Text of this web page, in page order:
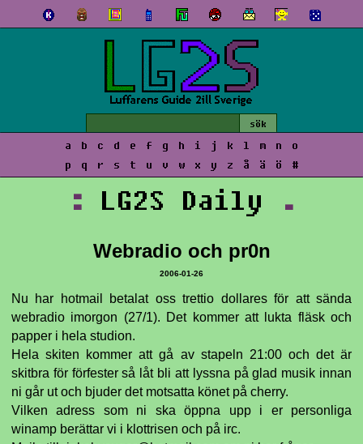
a b c d e f g h i j k l m n
o
p
q r s t u v w x y z å ä ö #
: LG2S Daily .
Webradio och pr0n
2006-01-26
Nu har hotmail betalat oss trettio dollares för att sända
webradio imorgon (27/1). Det kommer att lukta fläsk och
papper i hela studion.
Hela skiten kommer att gå av stapeln 21:00 och det är
skitbra för förfester så låt bli att lyssna på glad musik innan
ni går ut och bjuder det motsatta könet på cherry.
Vilken adress som ni ska öppna upp i er personliga
winamp berättar vi i klottrisen och på irc.